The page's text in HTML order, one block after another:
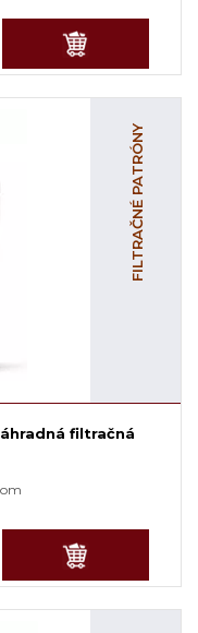
FILTRAČNÉ PATRÓNY
filtračná